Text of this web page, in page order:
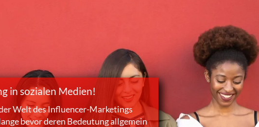
in sozialen Medien!
Welt des Influencer-Marketings
bevor deren Bedeutung allgemein